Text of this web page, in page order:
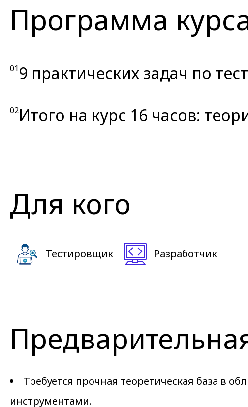
Программа
019 практических задач по
02Итого на курс 16 часов:
Для кого
Тестировщик Разработчик
Требуется прочная теоретическая база в
инструментами.